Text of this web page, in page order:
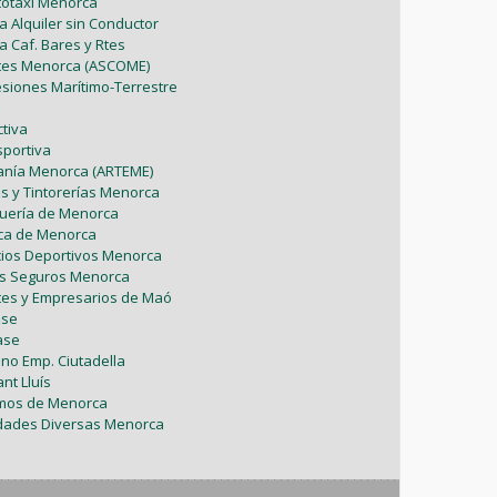
Febrero (6)
Enero (7)
Marzo (9)
Febrero (4)
Abril (6)
Marzo (8)
Febrero (7)
Enero (1)
Mayo (5)
Abril (8)
Marzo (5)
Febrero (1)
Enero (2)
Julio (2)
Junio (8)
Abril (4)
Marzo (9)
Febrero (6)
Enero (2)
Alquiler sin Conductor
Caf. Bares y Rtes
Menorca (ASCOME)
Marítimo-Terrestre
Menorca (ARTEME)
y Tintorerías Menorca
de Menorca
de Menorca
Deportivos Menorca
Seguros Menorca
y Empresarios de Maó
Emp. Ciutadella
Lluís
de Menorca
Diversas Menorca